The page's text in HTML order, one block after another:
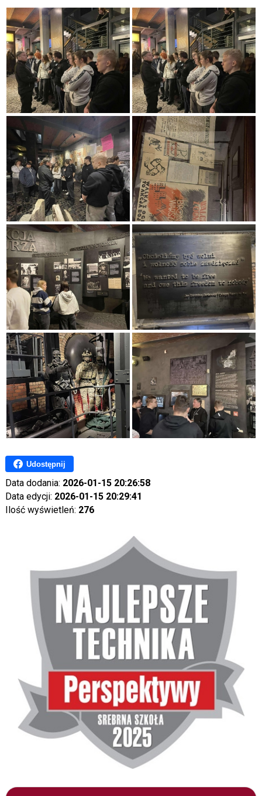
Udostępnij
Data dodania: 2026-01-15 20:26:58
Data edycji: 2026-01-15 20:29:41
Ilość wyświetleń: 276